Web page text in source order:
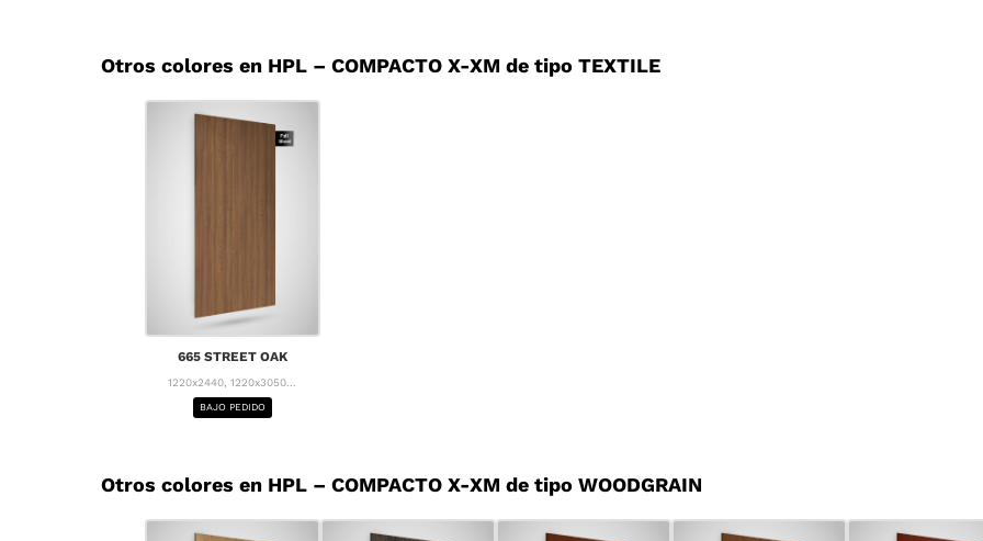
Otros colores en HPL – COMPACTO X-XM de tipo TEXTILE
665 STREET OAK
1220x2440, 1220x3050...
BAJO PEDIDO
Otros colores en HPL – COMPACTO X-XM de tipo WOODGRAIN